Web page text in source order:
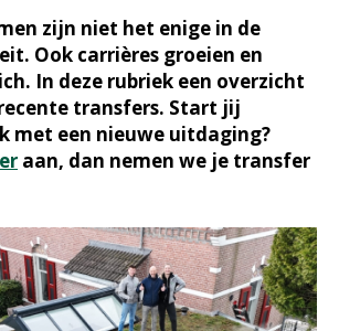
zijn niet het enige in de
Ook carrières groeien en
In deze rubriek een overzicht
transfers. Start jij
met een nieuwe uitdaging?
aan, dan nemen we je transfer